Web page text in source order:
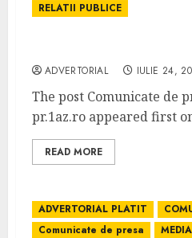
RELATII PUBLICE
ADVERTORIAL IULIE 24,
The post Comunicate de
pr.1az.ro appeared first
READ MORE
ADVERTORIAL PLATIT
Comunicate de presa
MEDIA